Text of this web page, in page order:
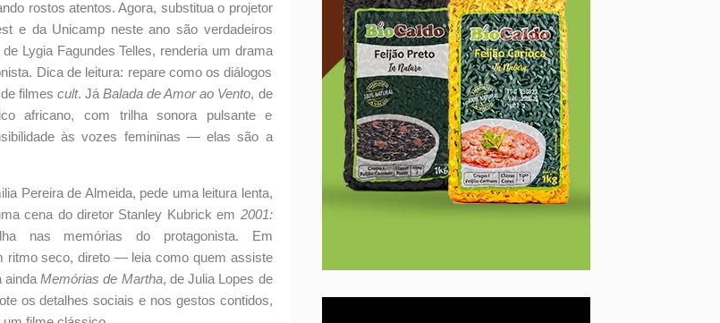
rostos atentos. Agora, substitua o projetor
e da Unicamp neste ano são verdadeiros
de Lygia Fagundes Telles, renderia um drama
Dica de leitura: repare como os diálogos
filmes cult. JáBalada de Amor ao Vento, de
africano, com trilha sonora pulsante e
às vozes femininas — elas são a
Pereira de Almeida, pede uma leitura lenta,
cena do diretor Stanley Kubrick em 2001:
nas memórias do protagonista. Em
ritmo seco, direto — leia como quem assiste
aindaMemórias de Martha, de Julia Lopes de
os detalhes sociais e nos gestos contidos,